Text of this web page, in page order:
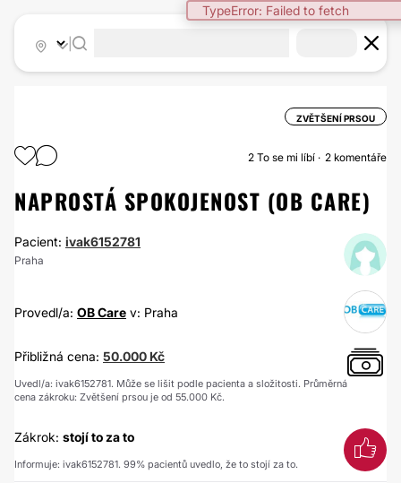
TypeError: Failed to fetch
ZVĚTŠENÍ PRSOU
2 To se mi líbí 2 komentáře
NAPROSTÁ SPOKOJENOST (OB CARE)
Pacient: ivak6152781
Praha
Provedl/a: OB Care v: Praha
Přibližná cena: 50.000 Kč
Uvedl/a: ivak6152781. Může se lišit podle pacienta a složitosti. Průměrná
cena zákroku: Zvětšení prsou je od 55.000 Kč.
Zákrok: stojí to za to
Informuje: ivak6152781. 99% pacientů uvedlo, že to stojí za to.